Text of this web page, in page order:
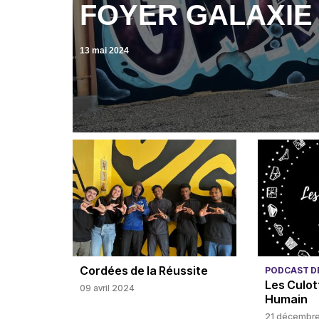
FOYER GALAXIE
13 mai 2024
Cordées de la Réussite
09 avril 2024
PODCAST
Les
Humain
21